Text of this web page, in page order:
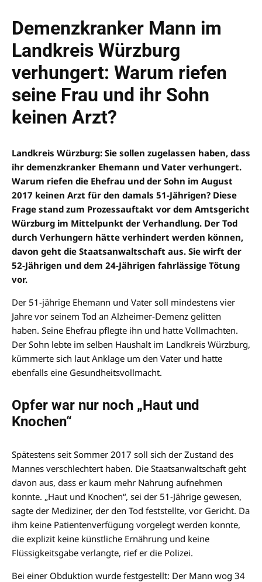
Demenzkranker Mann im
Landkreis Würzburg
verhungert: Warum riefen
seine Frau und ihr Sohn
keinen Arzt?
Landkreis Würzburg: Sie sollen zugelassen haben, dass
ihr demenzkranker Ehemann und Vater verhungert.
Warum riefen die Ehefrau und der Sohn im August
2017 keinen Arzt für den damals 51-Jährigen? Diese
Frage stand zum Prozessauftakt vor dem Amtsgericht
Würzburg im Mittelpunkt der Verhandlung. Der Tod
durch Verhungern hätte verhindert werden können,
davon geht die Staatsanwaltschaft aus. Sie wirft der
52-Jährigen und dem 24-Jährigen fahrlässige Tötung
vor.
Der 51-jährige Ehemann und Vater soll mindestens vier
Jahre vor seinem Tod an Alzheimer-Demenz gelitten
haben. Seine Ehefrau pflegte ihn und hatte Vollmachten.
Der Sohn lebte im selben Haushalt im Landkreis Würzburg,
kümmerte sich laut Anklage um den Vater und hatte
ebenfalls eine Gesundheitsvollmacht.
Opfer war nur noch „Haut und
Knochen“
Spätestens seit Sommer 2017 soll sich der Zustand des
Mannes verschlechtert haben. Die Staatsanwaltschaft geht
davon aus, dass er kaum mehr Nahrung aufnehmen
konnte. „Haut und Knochen“, sei der 51-Jährige gewesen,
sagte der Mediziner, der den Tod feststellte, vor Gericht. Da
ihm keine Patientenverfügung vorgelegt werden konnte,
die explizit keine künstliche Ernährung und keine
Flüssigkeitsgabe verlangte, rief er die Polizei.
Bei einer Obduktion wurde festgestellt: Der Mann wog 34